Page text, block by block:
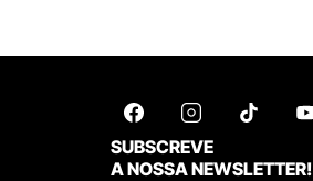
SUBSCREVE
A NOSSA NEWSLETTER!